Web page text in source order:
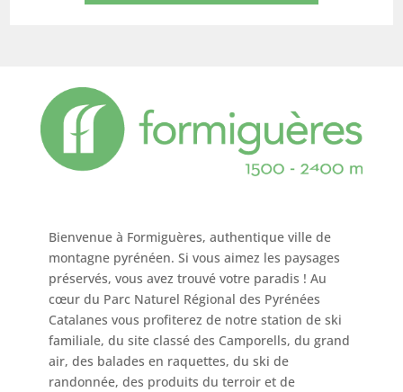
Bienvenue à Formiguères, authentique ville de
montagne pyrénéen. Si vous aimez les paysages
préservés, vous avez trouvé votre paradis ! Au
cœur du Parc Naturel Régional des Pyrénées
Catalanes vous profiterez de notre station de ski
familiale, du site classé des Camporells, du grand
air, des balades en raquettes, du ski de
randonnée, des produits du terroir et de